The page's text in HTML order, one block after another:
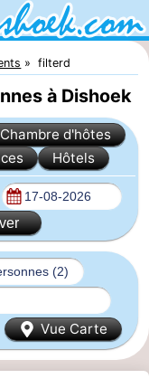
filterd
à Dishoek
Chambre d'hôtes
Hôtels
Vue Carte